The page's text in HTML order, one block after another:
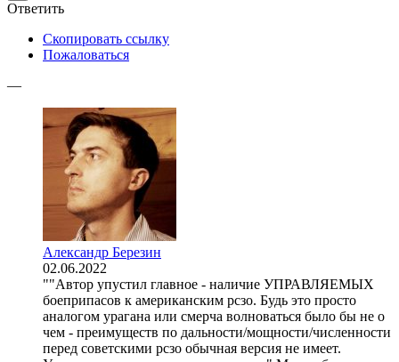
Ответить
Скопировать ссылку
Пожаловаться
—
Александр Березин
02.06.2022
""Автор упустил главное - наличие УПРАВЛЯЕМЫХ
боеприпасов к американским рсзо. Будь это просто
аналогом урагана или смерча волноваться было бы не о
чем - преимуществ по дальности/мощности/численности
перед советскими рсзо обычная версия не имеет.